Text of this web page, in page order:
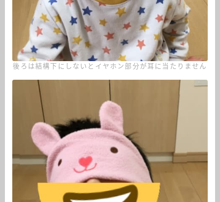
後ろは結構下にしないとイヤホン部分が耳に当たりません